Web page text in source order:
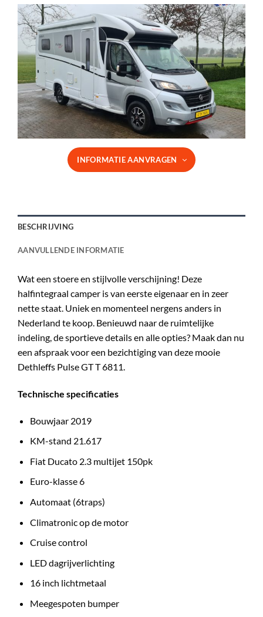
INFORMATIE AANVRAGEN
BESCHRIJVING
AANVULLENDE INFORMATIE
Wat een stoere en stijlvolle verschijning! Deze
halfintegraal camper is van eerste eigenaar en in zeer
nette staat. Uniek en momenteel nergens anders in
Nederland te koop. Benieuwd naar de ruimtelijke
indeling, de sportieve details en alle opties? Maak dan nu
een afspraak voor een bezichtiging van deze mooie
Dethleffs Pulse GT T 6811.
Technische specificaties
Bouwjaar 2019
KM-stand 21.617
Fiat Ducato 2.3 multijet 150pk
Euro-klasse 6
Automaat (6traps)
Climatronic op de motor
Cruise control
LED dagrijverlichting
16 inch lichtmetaal
Meegespoten bumper